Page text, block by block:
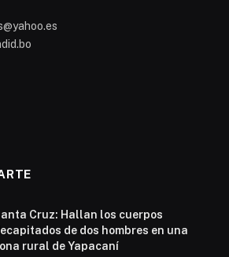
Cruz: Hallan los cuerpos
de dos hombres en una
rural de Yapacaní